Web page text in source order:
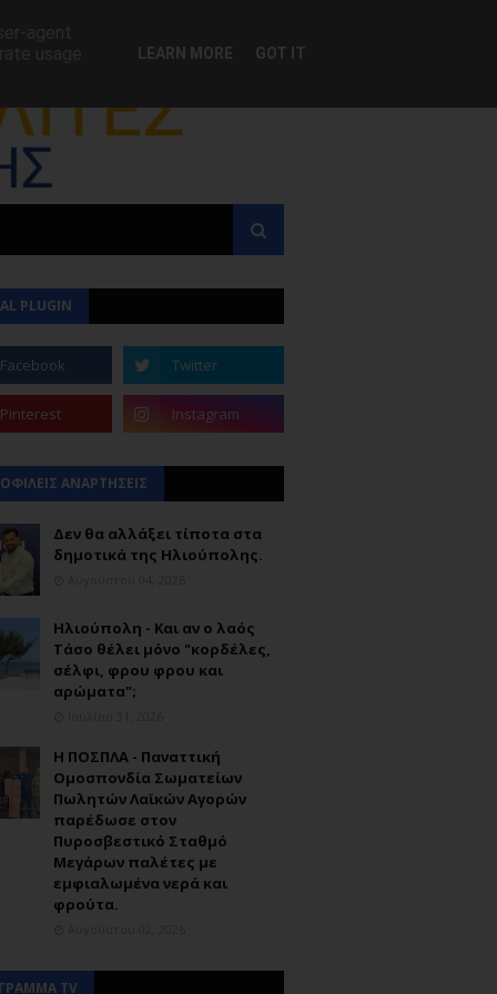
PLUGIN
ΑΝΑΡΤΗΣΕΙΣ
Δεν θα αλλάξει τίποτα στα
δημοτικά της Ηλιούπολης.
Ηλιούπολη - Και αν ο λαός
Τάσο θέλει μόνο "κορδέλες,
σέλφι, φρου φρου και
αρώματα";
Η ΠΟΣΠΛΑ - Παναττική
Ομοσπονδία Σωματείων
Πωλητών Λαϊκών Αγορών
παρέδωσε στον
Πυροσβεστικό Σταθμό
Μεγάρων παλέτες με
εμφιαλωμένα νερά και
φρούτα.
TV
LEARN MORE GOT IT